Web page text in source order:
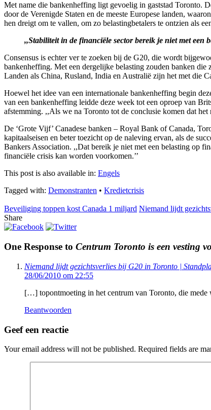
Met name die bankenheffing ligt gevoelig in gaststad Toronto.
door de Verenigde Staten en de meeste Europese landen,
hen dreigt om te vallen, om zo belastingbetalers te ontzien als
,,Stabiliteit in de financiële sector bereik je niet met een
Consensus is echter ver te zoeken bij de G20, die wordt
bankenheffing. Met een dergelijke belasting zouden banken
Landen als China, Rusland, India en Australië zijn het met die
Hoewel het idee van een internationale bankenheffing begin
van een bankenheffing leidde deze week tot een oproep van
afstemming. ,,Als we na Toronto tot de conclusie komen dat
De ‘Grote Vijf’ Canadese banken – Royal Bank of Canada,
kapitaalseisen en beter toezicht op de naleving ervan, als de
Bankers Association. ,,Dat bereik je niet met een belasting op
financiële crisis kan worden voorkomen.’’
This post is also available in: Engels
Tagged with: Demonstranten • Kredietcrisis
Beveiliging toppen kost Canada 1 miljard Niemand lijdt
Share
One Response to Centrum Toronto is een vesting
Niemand lijdt gezichtsverlies bij G20 in Toronto |
28/06/2010 om 22:55
[…] topontmoeting in het centrum van Toronto, die
Beantwoorden
Geef een reactie
Your email address will not be published. Required fields are